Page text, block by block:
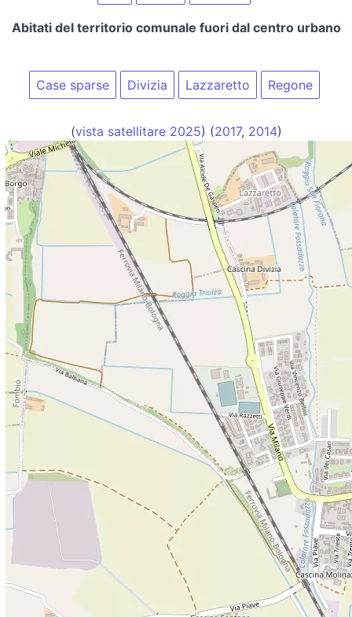
Abitati del territorio comunale fuori dal centro urbano
Case sparse Divizia Lazzaretto Regone
(vista satellitare 2025) (2017, 2014)